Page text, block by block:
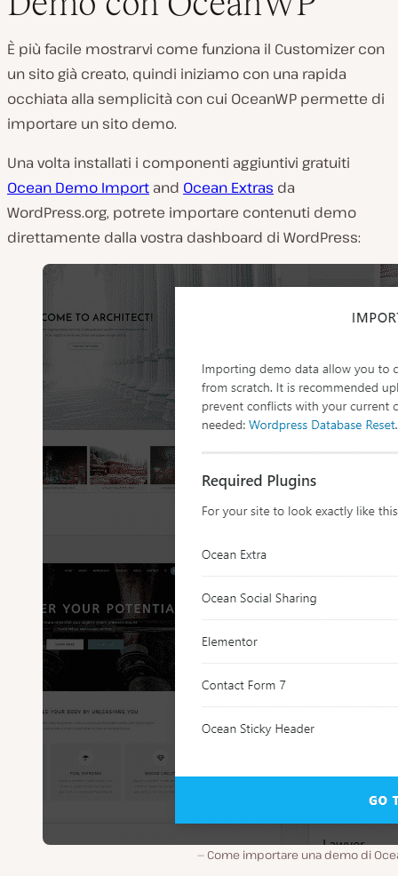
È più facile mostrarvi come funziona il Customizer con
un sito già creato, quindi iniziamo con una rapida
occhiata alla semplicità con cui OceanWP permette di
importare un sito demo.
Una volta installati i componenti aggiuntivi gratuiti
Ocean Demo Import and Ocean Extras da
WordPress.org, potrete importare contenuti demo
direttamente dalla vostra dashboard di WordPress:
Come importare una demo di